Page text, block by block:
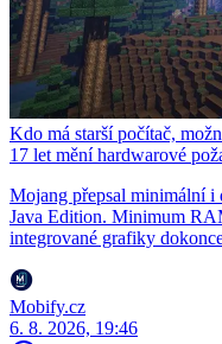
Kdo má starší počítač,
17 let mění hardwarové
Mojang přepsal minimální i
Java Edition. Minimum
integrované grafiky
Mobify.cz
6. 8. 2026, 19:46